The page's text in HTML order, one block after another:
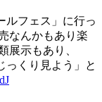
ルフェス」に行っ
なんかもあり楽
展示もあり、
っくり見よう」と